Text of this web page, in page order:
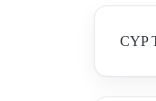
CYP